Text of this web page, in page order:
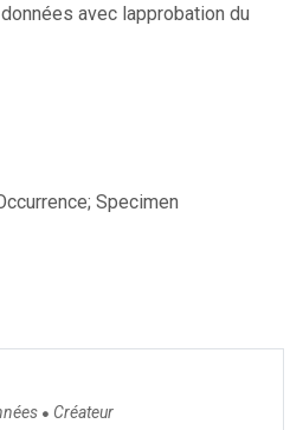
avec lapprobation du
Specimen
● Créateur